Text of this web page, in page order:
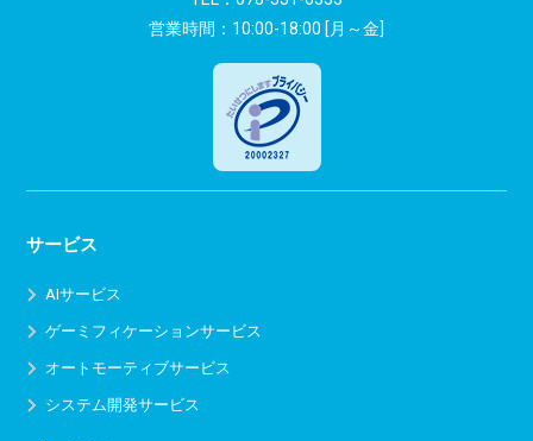
営業時間：10:00-18:00 [月～金]
サービス
AIサービス
ゲーミフィケーションサービス
オートモーティブサービス
システム開発サービス